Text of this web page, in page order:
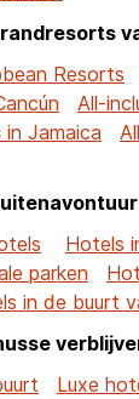
Resorts
All-
Jamaica
Hotels
parken
in de buurt
Luxe